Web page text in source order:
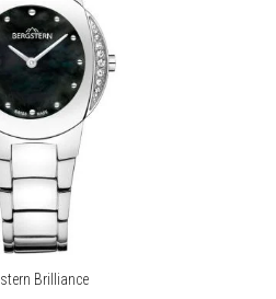
sięgać gwiazd. Druga to
cech sprawiających, że jest
niezłomnie dążyć do sukcesów,
Brilliance